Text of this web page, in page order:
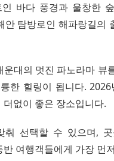
바다 풍경과 울창한
탐방로인 해파랑길의
대의 멋진 파노라마 뷰
한 힐링이 됩니다.
없이 좋은 장소입니다.
선택할 수 있으며,
여행객들에게 가장 먼